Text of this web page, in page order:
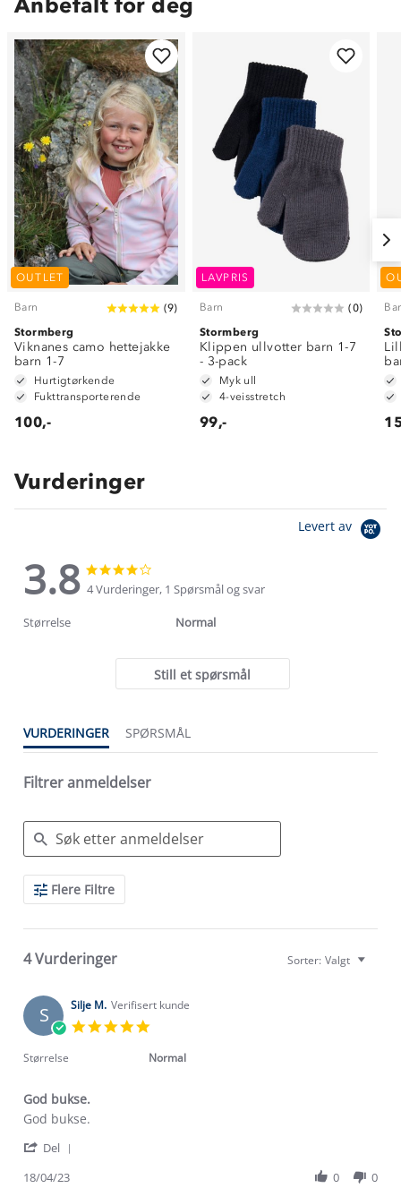
OUTLET
Barn (9)
Stormberg
Viknanes camo hettejakke
barn 1-7
Hurtigtørkende
Fukttransporterende
100,-
LAVPRIS
Barn (0)
Stormberg
Klippen ullvotter barn 1-7
- 3-pack
Myk ull
4-veisstretch
99,-
Vurderinger
Levert av
3.8
3.8
star
rating
star
rating
4 Vurderinger, 1 Spørsmål og svar
Størrelse Normal
Still et spørsmål
VURDERINGER SPØRSMÅL
Filtrer anmeldelser
Search
ReviewsFlere Filtre
4 Vurderinger Sorter: Valgt
S Silje M. Verifisert kunde
rating
Størrelse Normal
God bukse.
Review
Silje
on
review
God
God bukse.
Del
18/04/23 0 0